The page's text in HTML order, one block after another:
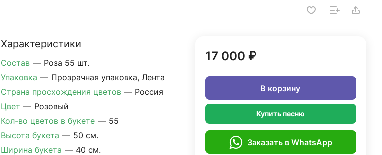
Характеристики
Состав — Роза 55 шт.
Упаковка — Прозрачная упаковка, Лента
Страна просхождения цветов — Россия
Цвет — Розовый
Кол-во цветов в букете — 55
Высота букета — 50 см.
Ширина букета — 40 см.
17 000 ₽
В корзину
Купить песню
Заказать в WhatsApp